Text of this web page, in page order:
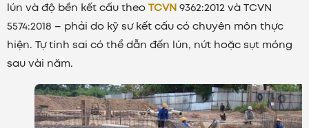
lún và độ bền kết cấu theoTCVN9362:2012 và TCVN
5574:2018 – phải do kỹ sư kết cấu có chuyên môn thực
hiện. Tự tính sai có thể dẫn đến lún, nứt hoặc sụt móng
sau vài năm.